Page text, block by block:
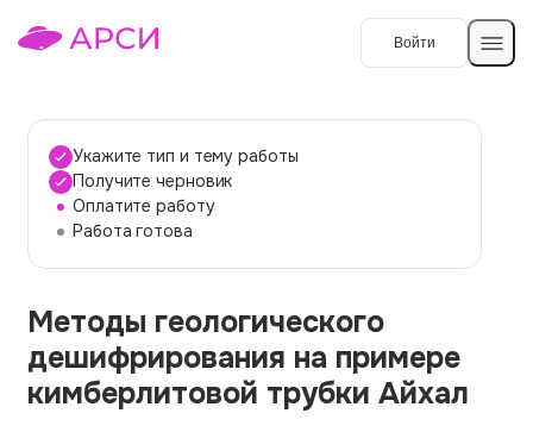
Войти
Темы работ
О сервисе
О компании
Наши гарантии
Контакты
Укажите тип и тему работы
Получите черновик
Оплатите работу
Работа готова
Методы геологического
дешифрирования на примере
кимберлитовой трубки Айхал